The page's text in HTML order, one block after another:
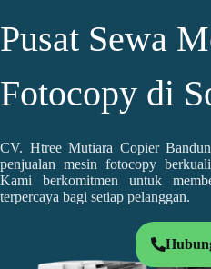
Pusat Sewa
Fotocopy di
CV. Htree Mutiara Copier
penjualan mesin fotocopy
Kami berkomitmen untuk
terpercaya bagi setiap pelanggan.